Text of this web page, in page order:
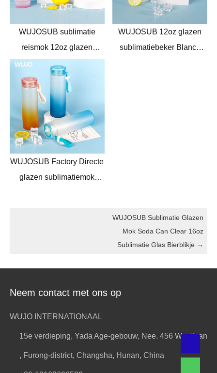
WUJOSUB sublimatie
reismok 12oz glazen
sublimatie mok met deksel
en lepel
WUJOSUB 12oz glazen
sublimatiebeker Blanco
WUJOSUB Factory Directe
glazen sublimatiemok
WUJOSUB Sublimatie Glazen
Mok Soda Can Clear 16oz
Sublimatie Glas Bierblikje →
Neem contact met ons op
WUJO INTERNATIONAAL
15e verdieping, Yada Age-gebouw, Nee. 456 Wuyilaan
, Furong-district, Changsha, Hunan, China